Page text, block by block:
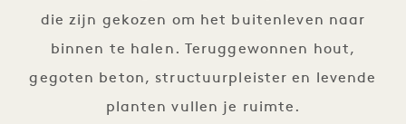
die zijn gekozen om het buitenleven naar
binnen te halen. Teruggewonnen hout,
gegoten beton, structuurpleister en levende
planten vullen je ruimte.